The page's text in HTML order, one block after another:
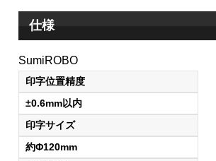
システムの構成
仕様
SumiROBO
印字位置精度
±0.6mm以内
印字サイズ
約Φ120mm